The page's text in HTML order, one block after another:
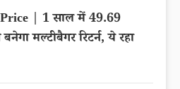
| 1 साल में 49.69
मल्टीबैगर रिटर्न, ये रहा